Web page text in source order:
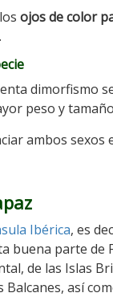
ojos de color
dimorfismo
peso y
ambos sexos
Ibérica, es
buena parte de
de las Islas
Balcanes, así